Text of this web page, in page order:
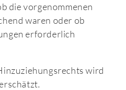
die vorgenommenen
waren oder ob
erforderlich
wird